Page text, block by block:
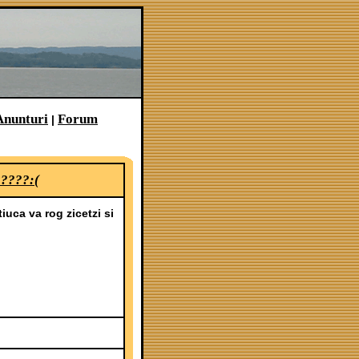
| Forum
va rog zicetzi si